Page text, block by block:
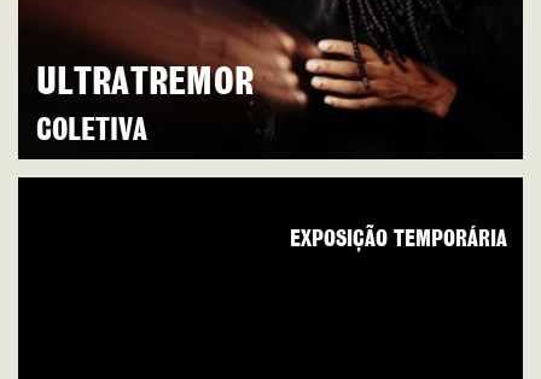
ULTRATREMOR
COLETIVA
EXPOSIÇÃO TEMPORÁRIA